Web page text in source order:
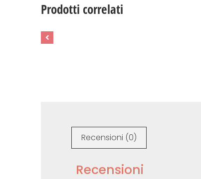
Prodotti correlati
Recensioni (0)
Recensioni